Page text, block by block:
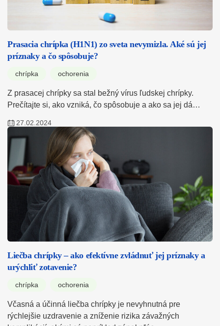
Prasacia chrípka (H1N1) zo sveta nevymizla. Aké sú jej
príznaky a čo spôsobuje?
chrípka ochorenia
Z prasacej chrípky sa stal bežný vírus ľudskej chrípky.
Prečítajte si, ako vzniká, čo spôsobuje a ako sa jej dá…
27.02.2024
Liečba chrípky – ako efektívne zvládnuť jej príznaky a
urýchliť zotavenie?
chrípka ochorenia
Včasná a účinná liečba chrípky je nevyhnutná pre
rýchlejšie uzdravenie a zníženie rizika závažných